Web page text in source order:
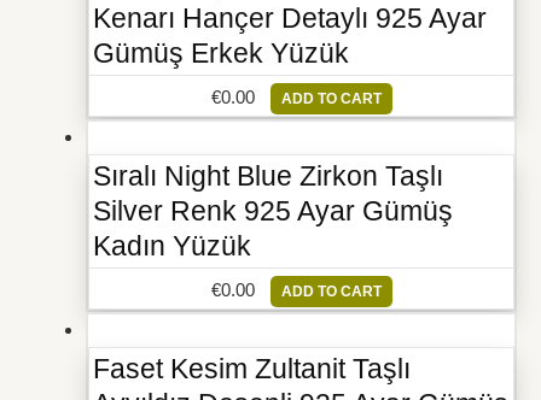
Kenarı Hançer Detaylı 925 Ayar
Gümüş Erkek Yüzük
€0.00 ADD TO CART
Sıralı Night Blue Zirkon Taşlı
Silver Renk 925 Ayar Gümüş
Kadın Yüzük
€0.00 ADD TO CART
Faset Kesim Zultanit Taşlı